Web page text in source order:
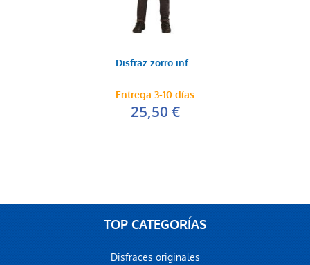
Disfraz zorro inf...
Entrega 3-10 días
25,50 €
TOP CATEGORÍAS
Disfraces originales